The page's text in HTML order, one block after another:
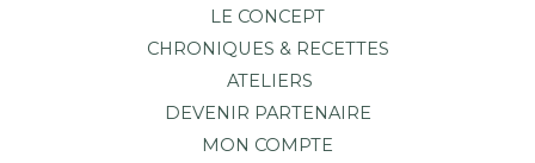
LE CONCEPT
CHRONIQUES & RECETTES
ATELIERS
DEVENIR PARTENAIRE
MON COMPTE